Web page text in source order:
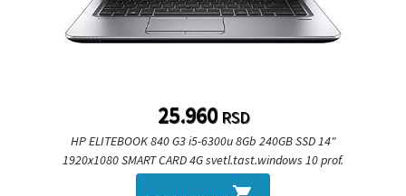
25.960RSD
HP ELITEBOOK 840 G3 i5-6300u 8Gb 240GB SSD 14"
1920x1080 SMART CARD 4G svetl.tast.windows 10 prof.